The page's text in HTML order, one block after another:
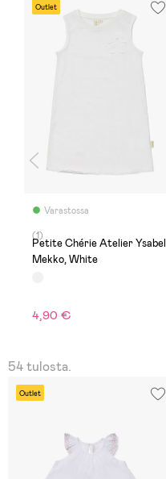
Outlet
Varastossa
(1)
Petite Chérie Atelier Ysabel
Mekko, White
4,90 €
54 tulosta.
Outlet